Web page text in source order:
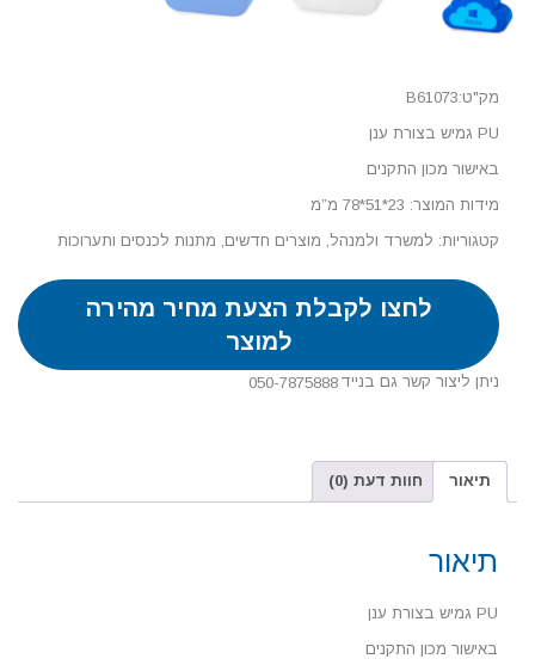
מק"ט:B61073
PU גמיש בצורת ענן
באישור מכון התקנים
מידות המוצר: 23*51*78 מ”מ
ניתן ליצור קשר גם בנייד
קטגוריות: למשרד ולמנהל מוצרים חדשים מתנות לכנסים ותערוכות
לחצו לקבלת הצעת מחיר מהירה
למוצר
050-7875888
תיאור חוות דעת (0)
תיאור
PU גמיש בצורת ענן
באישור מכון התקנים